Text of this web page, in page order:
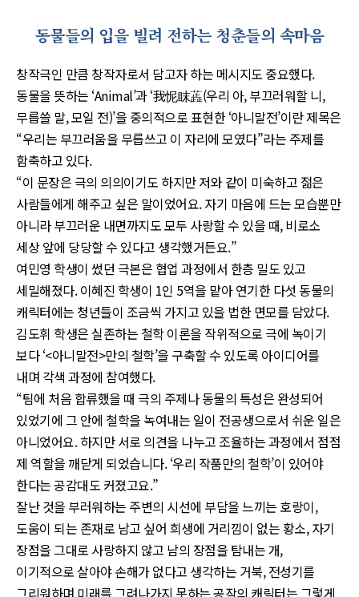
동물들의 입을 빌려 전하는 청춘들의 속마음
창작극인 만큼 창작자로서 담고자 하는 메시지도 중요했다.
동물을 뜻하는 ‘Animal’과 ‘我怩眜蕋(우리 아, 부끄러워할 니,
무릅쓸 말, 모일 전)’을 중의적으로 표현한 ‘아니말전’이란 제목은
“우리는 부끄러움을 무릅쓰고 이 자리에 모였다”라는 주제를
함축하고 있다.
“이 문장은 극의 의의이기도 하지만 저와 같이 미숙하고 젊은
사람들에게 해주고 싶은 말이었어요. 자기 마음에 드는 모습뿐만
아니라 부끄러운 내면까지도 모두 사랑할 수 있을 때, 비로소
세상 앞에 당당할 수 있다고 생각했거든요.”
여민영 학생이 썼던 극본은 협업 과정에서 한층 밀도 있고
세밀해졌다. 이혜진 학생이 1인 5역을 맡아 연기한 다섯 동물의
캐릭터에는 청년들이 조금씩 가지고 있을 법한 면모를 담았다.
김도휘 학생은 실존하는 철학 이론을 작위적으로 극에 녹이기
보다 ‘<아니말전>만의 철학’을 구축할 수 있도록 아이디어를
내며 각색 과정에 참여했다.
“팀에 처음 합류했을 때 극의 주제나 동물의 특성은 완성되어
있었기에 그 안에 철학을 녹여내는 일이 전공생으로서 쉬운 일은
아니었어요. 하지만 서로 의견을 나누고 조율하는 과정에서 점점
제 역할을 깨닫게 되었습니다. ‘우리 작품만의 철학’이 있어야
한다는 공감대도 커졌고요.”
잘난 것을 부러워하는 주변의 시선에 부담을 느끼는 호랑이,
도움이 되는 존재로 남고 싶어 희생에 거리낌이 없는 황소, 자기
장점을 그대로 사랑하지 않고 남의 장점을 탐내는 개,
이기적으로 살아야 손해가 없다고 생각하는 거북, 전성기를
그리워하며 미래를 그려나가지 못하는 공작의 캐릭터는 그렇게